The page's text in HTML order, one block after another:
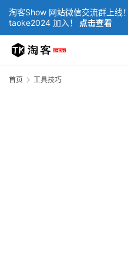
淘客Show 网站微信交流群上线
taoke2024 加入！
点击查看
首页 工具技巧